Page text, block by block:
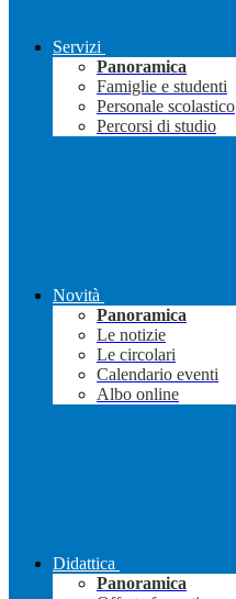
Servizi
Panoramica
Famiglie e studenti
Personale scolastico
Percorsi di studio
Novità
Panoramica
Le notizie
Le circolari
Calendario eventi
Albo online
Didattica
Panoramica